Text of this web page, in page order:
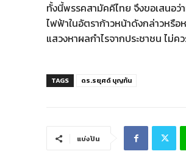
ทั้งนี้พรรคสามัคคีไทย จึงขอเสนอ
ไฟฟ้าในอัตราก้าวหน้าดังกล่าวหรือ
แสวงหาผลกำไรจากประชาชน ไม่
TAGS ดร.รยุศด์ บุญทัน
แบ่งปัน